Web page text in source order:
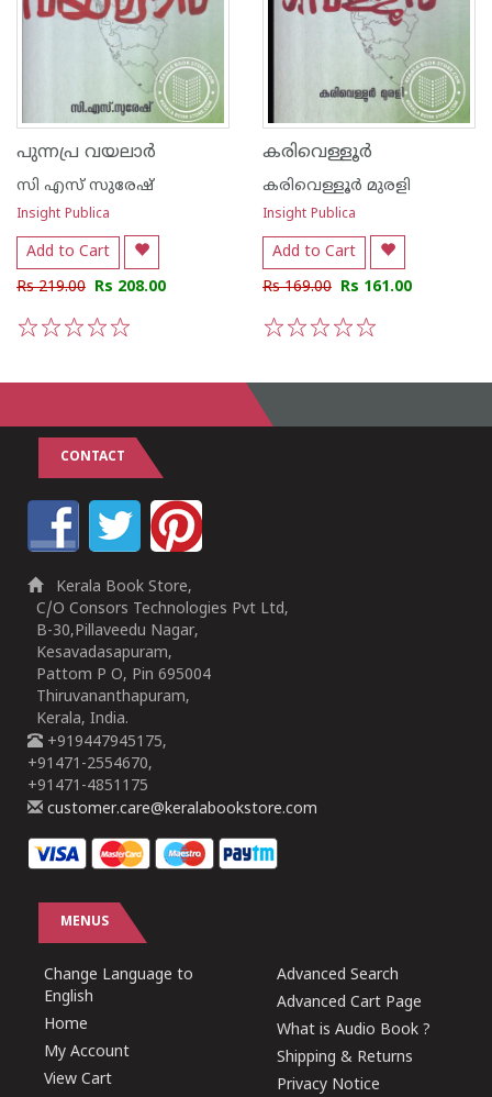
പുന്നപ്ര വയലാര്‍
സി എസ് സുരേഷ്
Insight Publica
Add to Cart
Rs 219.00 Rs 208.00
കരിവെള്ളൂര്‍
കരിവെള്ളൂര്‍ മുരളി
Insight Publica
Add to Cart
Rs 169.00 Rs 161.00
CONTACT
Kerala Book Store,
C/O Consors Technologies Pvt Ltd,
B-30,Pillaveedu Nagar,
Kesavadasapuram,
Pattom P O, Pin 695004
Thiruvananthapuram,
Kerala, India.
+919447945175,
+91471-2554670,
+91471-4851175
customer.care@keralabookstore.com
MENUS
Change Language to
English
Home
My Account
View Cart
Advanced Search
Advanced Cart Page
What is Audio Book ?
Shipping & Returns
Privacy Notice